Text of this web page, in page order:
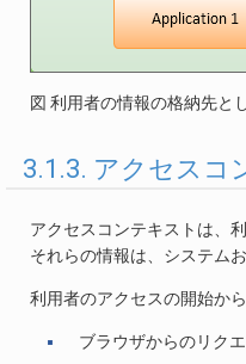
図 利用者の情報の格納先と
3.1.3. アクセスコ
アクセスコンテキストは、
それらの情報は、システム
利用者のアクセスの開始か
ブラウザからのリク